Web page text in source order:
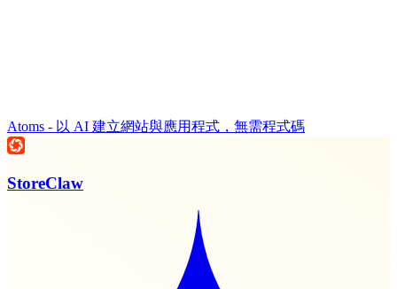
Atoms - 以 AI 建立網站與應用程式，無需程式碼
StoreClaw